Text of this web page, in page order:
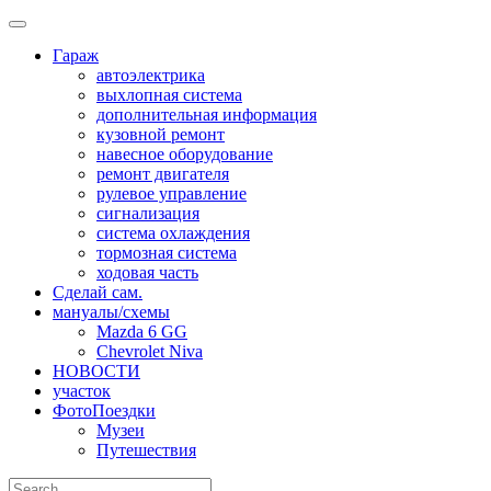
Skip
contentГараж
автоэлектрика
выхлопная система
дополнительная информация
кузовной ремонт
навесное оборудование
ремонт двигателя
рулевое управление
сигнализация
система охлаждения
тормозная система
ходовая часть
Сделай сам.
мануалы/схемы
Mazda 6 GG
Chevrolet Niva
НОВОСТИ
участок
ФотоПоездки
Музеи
Путешествия
Search